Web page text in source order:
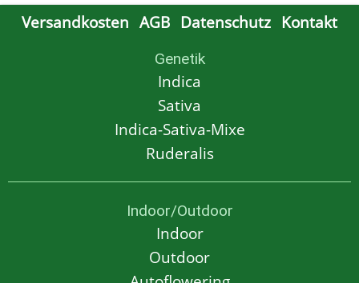
Versandkosten AGB Datenschutz Kontakt
Genetik
Indica
Sativa
Indica-Sativa-Mixe
Ruderalis
Indoor/Outdoor
Indoor
Outdoor